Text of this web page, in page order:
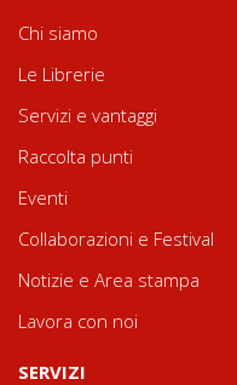
Chi siamo
Le Librerie
Servizi e vantaggi
Raccolta punti
Eventi
Collaborazioni e Festival
Notizie e Area stampa
Lavora con noi
SERVIZI